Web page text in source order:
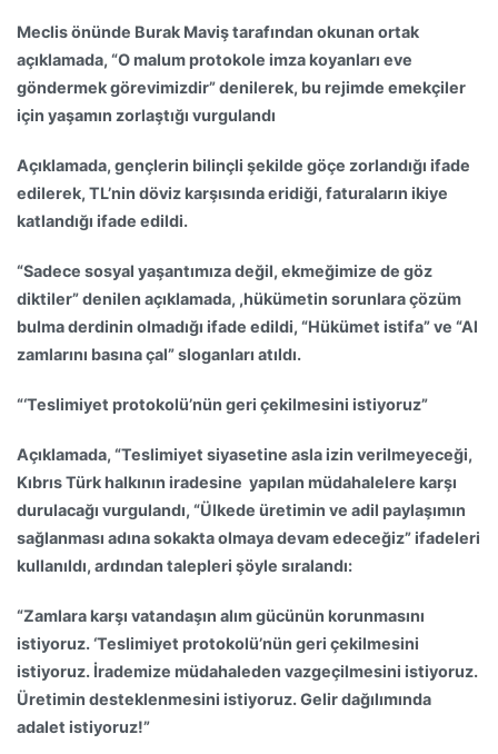
Meclis önünde Burak Maviş tarafından okunan ortak
açıklamada, “O malum protokole imza koyanları eve
göndermek görevimizdir” denilerek, bu rejimde emekçiler
için yaşamın zorlaştığı vurgulandı
Açıklamada, gençlerin bilinçli şekilde göçe zorlandığı ifade
edilerek, TL’nin döviz karşısında eridiği, faturaların ikiye
katlandığı ifade edildi.
“Sadece sosyal yaşantımıza değil, ekmeğimize de göz
diktiler” denilen açıklamada, ,hükümetin sorunlara çözüm
bulma derdinin olmadığı ifade edildi, “Hükümet istifa” ve “Al
zamlarını basına çal” sloganları atıldı.
“‘Teslimiyet protokolü’nün geri çekilmesini istiyoruz”
Açıklamada, “Teslimiyet siyasetine asla izin verilmeyeceği,
Kıbrıs Türk halkının iradesine yapılan müdahalelere karşı
durulacağı vurgulandı, “Ülkede üretimin ve adil paylaşımın
sağlanması adına sokakta olmaya devam edeceğiz” ifadeleri
kullanıldı, ardından talepleri şöyle sıralandı:
“Zamlara karşı vatandaşın alım gücünün korunmasını
istiyoruz. ‘Teslimiyet protokolü’nün geri çekilmesini
istiyoruz. İrademize müdahaleden vazgeçilmesini istiyoruz.
Üretimin desteklenmesini istiyoruz. Gelir dağılımında
adalet istiyoruz!”